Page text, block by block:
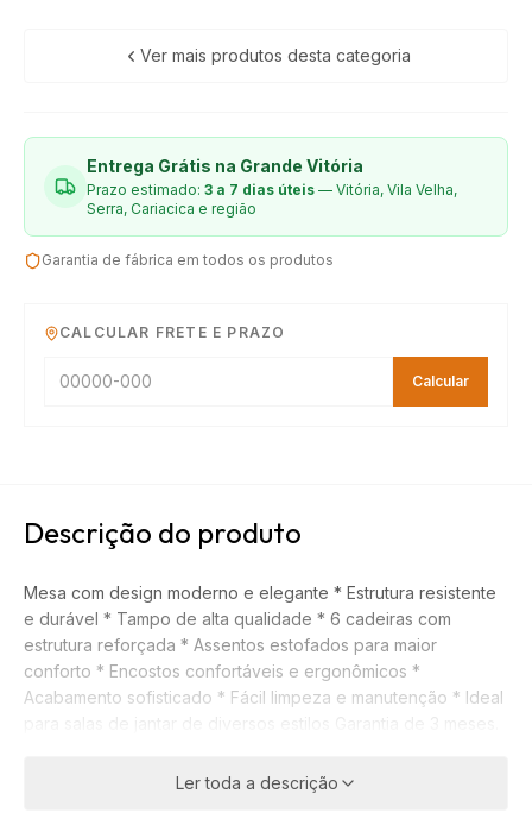
Ver mais produtos desta categoria
Entrega Grátis na Grande Vitória
Prazo estimado: 3 a 7 dias úteis — Vitória, Vila Velha,
Serra, Cariacica e região
Garantia de fábrica em todos os produtos
CALCULAR FRETE E PRAZO
Calcular
Descrição do produto
Mesa com design moderno e elegante * Estrutura resistente
e durável * Tampo de alta qualidade * 6 cadeiras com
estrutura reforçada * Assentos estofados para maior
conforto * Encostos confortáveis e ergonômicos *
Acabamento sofisticado * Fácil limpeza e manutenção * Ideal
Ler toda a descrição